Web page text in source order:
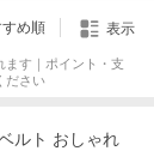
すめ順 表示
ます｜ポイント・支
ださい
ルト おしゃれ